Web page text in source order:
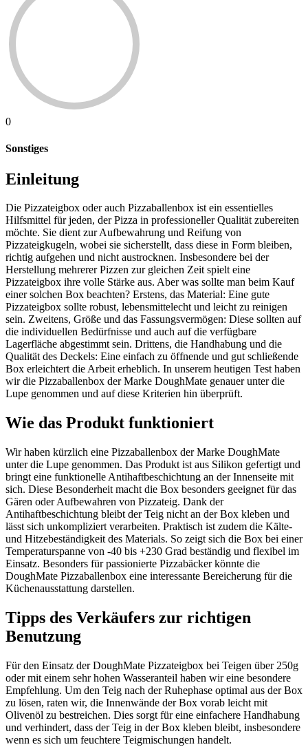
0
Sonstiges
Einleitung
Die Pizzateigbox oder auch Pizzaballenbox ist ein essentielles
Hilfsmittel für jeden, der Pizza in professioneller Qualität zubereiten
möchte. Sie dient zur Aufbewahrung und Reifung von
Pizzateigkugeln, wobei sie sicherstellt, dass diese in Form bleiben,
richtig aufgehen und nicht austrocknen. Insbesondere bei der
Herstellung mehrerer Pizzen zur gleichen Zeit spielt eine
Pizzateigbox ihre volle Stärke aus. Aber was sollte man beim Kauf
einer solchen Box beachten? Erstens, das Material: Eine gute
Pizzateigbox sollte robust, lebensmittelecht und leicht zu reinigen
sein. Zweitens, Größe und das Fassungsvermögen: Diese sollten auf
die individuellen Bedürfnisse und auch auf die verfügbare
Lagerfläche abgestimmt sein. Drittens, die Handhabung und die
Qualität des Deckels: Eine einfach zu öffnende und gut schließende
Box erleichtert die Arbeit erheblich. In unserem heutigen Test haben
wir die Pizzaballenbox der Marke DoughMate genauer unter die
Lupe genommen und auf diese Kriterien hin überprüft.
Wie das Produkt funktioniert
Wir haben kürzlich eine Pizzaballenbox der Marke DoughMate
unter die Lupe genommen. Das Produkt ist aus Silikon gefertigt und
bringt eine funktionelle Antihaftbeschichtung an der Innenseite mit
sich. Diese Besonderheit macht die Box besonders geeignet für das
Gären oder Aufbewahren von Pizzateig. Dank der
Antihaftbeschichtung bleibt der Teig nicht an der Box kleben und
lässt sich unkompliziert verarbeiten. Praktisch ist zudem die Kälte-
und Hitzebeständigkeit des Materials. So zeigt sich die Box bei einer
Temperaturspanne von -40 bis +230 Grad beständig und flexibel im
Einsatz. Besonders für passionierte Pizzabäcker könnte die
DoughMate Pizzaballenbox eine interessante Bereicherung für die
Küchenausstattung darstellen.
Tipps des Verkäufers zur richtigen
Benutzung
Für den Einsatz der DoughMate Pizzateigbox bei Teigen über 250g
oder mit einem sehr hohen Wasseranteil haben wir eine besondere
Empfehlung. Um den Teig nach der Ruhephase optimal aus der Box
zu lösen, raten wir, die Innenwände der Box vorab leicht mit
Olivenöl zu bestreichen. Dies sorgt für eine einfachere Handhabung
und verhindert, dass der Teig in der Box kleben bleibt, insbesondere
wenn es sich um feuchtere Teigmischungen handelt.